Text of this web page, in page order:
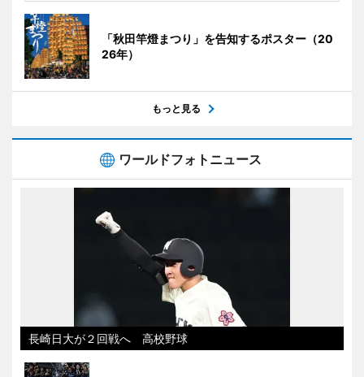
「秋田竿燈まつり」を告知するポスター（20
26年）
もっと見る
ワールドフォトニュース
長崎日大が２回戦へ 高校野球